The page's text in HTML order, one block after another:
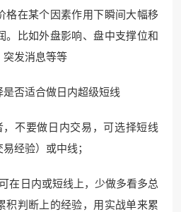
格在某个因素作用下瞬间大幅移
。比如外盘影响、盘中支撑位和
突发消息等等
否适合做日内超级短线
不要做日内交易，可选择短线
经验）或中线；
在日内或短线上，少做多看多总
积判断上的经验，用实战单来累